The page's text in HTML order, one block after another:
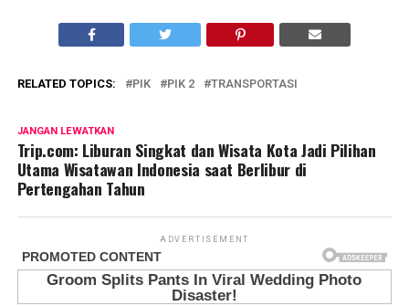
RELATED TOPICS: PIK PIK 2 TRANSPORTASI
JANGAN LEWATKAN
Trip.com: Liburan Singkat dan Wisata Kota Jadi Pilihan
Utama Wisatawan Indonesia saat Berlibur di
Pertengahan Tahun
ADVERTISEMENT